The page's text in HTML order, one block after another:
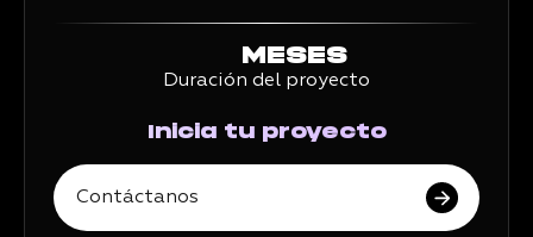
MESES
Duración del proyecto
Inicia tu proyecto
Contáctanos